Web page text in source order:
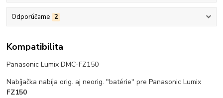
Odporúčame 2
Kompatibilita
Panasonic Lumix DMC-FZ150
Nabíjačka nabíja orig. aj neorig. "batérie" pre Panasonic Lumix
FZ150